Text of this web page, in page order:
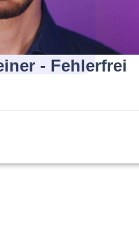
- Fehlerfrei